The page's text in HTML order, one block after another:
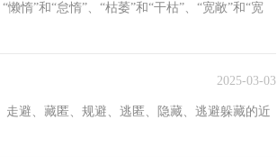
惰”和“怠惰”、“枯萎”和“干枯”、“宽敞”和“宽
2025-03-03
避、藏匿、规避、逃匿、隐藏、逃避躲藏的近